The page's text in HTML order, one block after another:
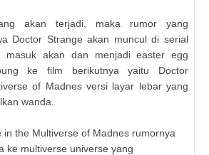
akan terjadi, maka rumor yang
Doctor Strange akan muncul di serial
masuk akan dan menjadi easter egg
ke film berikutnya yaitu Doctor
of Madnes versi layar lebar yang
wanda.
in the Multiverse of Madnes rumornya
ke multiverse universe yang